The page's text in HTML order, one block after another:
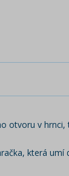
v
která umí